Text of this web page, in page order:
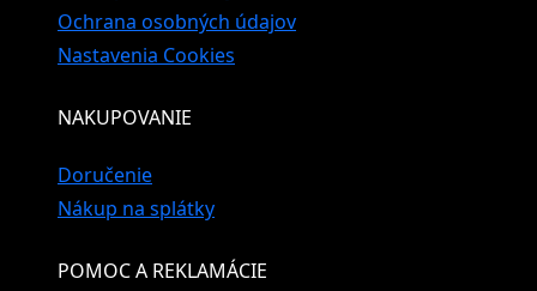
Ochrana osobných údajov
Nastavenia Cookies
NAKUPOVANIE
Doručenie
Nákup na splátky
POMOC A REKLAMÁCIE